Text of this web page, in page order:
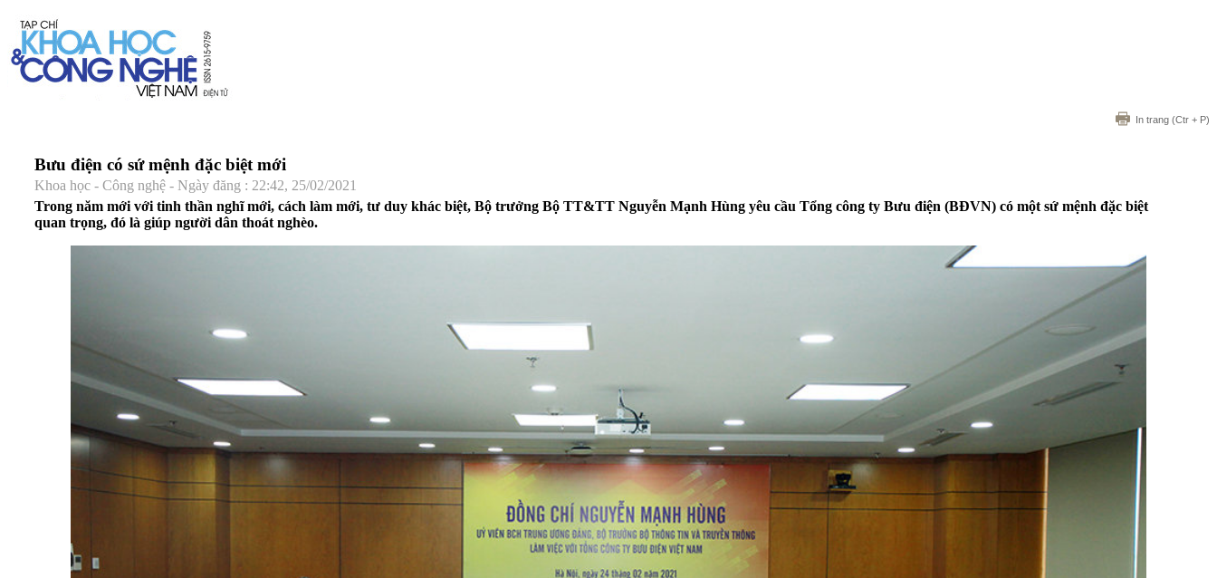
In trang (Ctr + P)
Bưu điện có sứ mệnh đặc biệt mới
Khoa học - Công nghệ - Ngày đăng : 22:42, 25/02/2021
Trong năm mới với tinh thần nghĩ mới, cách làm mới, tư duy khác biệt, Bộ trưởng Bộ TT&TT Nguyễn Mạnh Hùng yêu cầu Tổng công ty Bưu điện (BĐVN) có một sứ mệnh đặc biệt
quan trọng, đó là giúp người dân thoát nghèo.